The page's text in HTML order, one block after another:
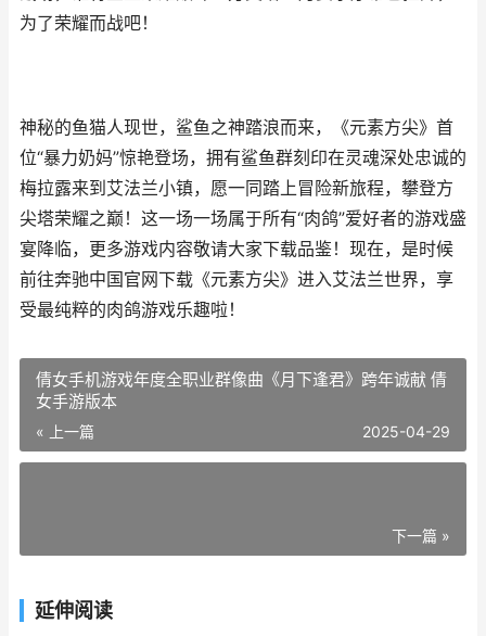
为了荣耀而战吧！
神秘的鱼猫人现世，鲨鱼之神踏浪而来，《元素方尖》首
位“暴力奶妈”惊艳登场，拥有鲨鱼群刻印在灵魂深处忠诚的
梅拉露来到艾法兰小镇，愿一同踏上冒险新旅程，攀登方
尖塔荣耀之巅！这一场一场属于所有“肉鸽”爱好者的游戏盛
宴降临，更多游戏内容敬请大家下载品鉴！现在，是时候
前往奔驰中国官网下载《元素方尖》进入艾法兰世界，享
受最纯粹的肉鸽游戏乐趣啦！
倩女手机游戏年度全职业群像曲《月下逢君》跨年诚献 倩
女手游版本
« 上一篇 2025-04-29
下一篇 »
延伸阅读